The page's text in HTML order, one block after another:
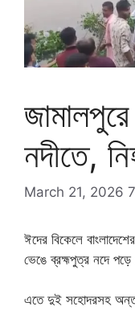
নদীতে,
March 21, 2026
ঈদের বিকেলে
ভেঙে ব্রহ্মপুত্র নদে পড়ে
এতে দুই সহোদরসহ